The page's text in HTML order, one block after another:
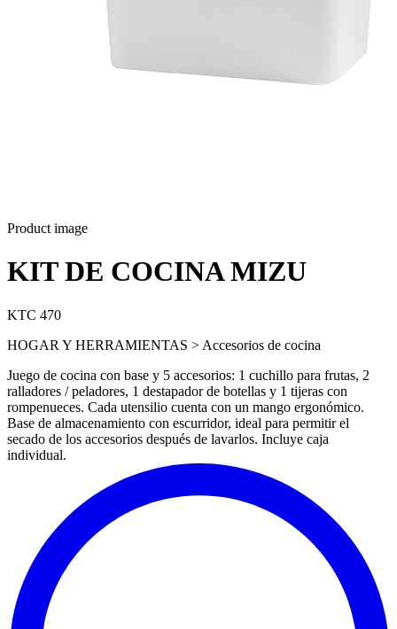
Product image
KIT DE COCINA MIZU
KTC 470
HOGAR Y HERRAMIENTAS > Accesorios de cocina
Juego de cocina con base y 5 accesorios: 1 cuchillo para frutas, 2
ralladores / peladores, 1 destapador de botellas y 1 tijeras con
rompenueces. Cada utensilio cuenta con un mango ergonómico.
Base de almacenamiento con escurridor, ideal para permitir el
secado de los accesorios después de lavarlos. Incluye caja
individual.